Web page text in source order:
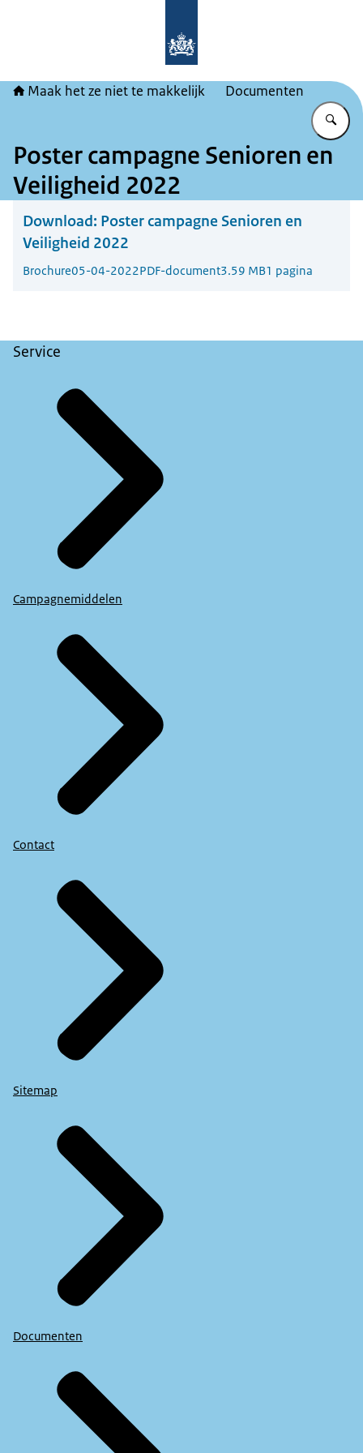
Maak het ze niet te makkelijk Documenten
Poster campagne Senioren en
Veiligheid 2022
Download: Poster campagne Senioren en
Veiligheid 2022
Brochure05-04-2022PDF-document3.59 MB1 pagina
Service
Campagnemiddelen
Contact
Sitemap
Documenten